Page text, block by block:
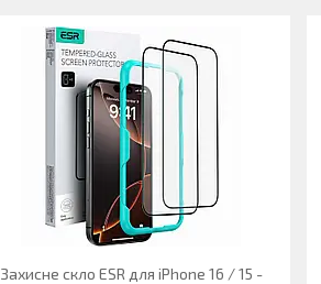
Захисне скло ESR для iPhone 16 / 15 -